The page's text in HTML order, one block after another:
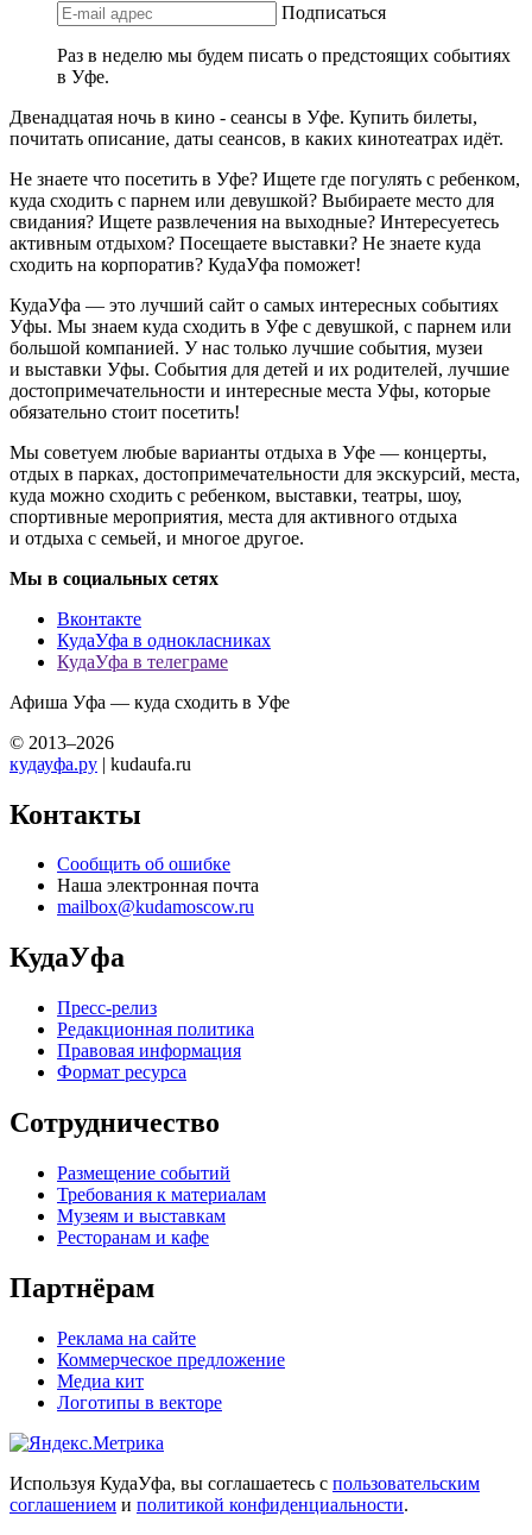
Подписаться
Раз в неделю мы будем писать о предстоящих событиях
в Уфе.
Двенадцатая ночь в кино - сеансы в Уфе. Купить билеты,
почитать описание, даты сеансов, в каких кинотеатрах идёт.
Не знаете что посетить в Уфе? Ищете где погулять с ребенком,
куда сходить с парнем или девушкой? Выбираете место для
свидания? Ищете развлечения на выходные? Интересуетесь
активным отдыхом? Посещаете выставки? Не знаете куда
сходить на корпоратив? КудаУфа поможет!
КудаУфа — это лучший сайт о самых интересных событиях
Уфы. Мы знаем куда сходить в Уфе с девушкой, с парнем или
большой компанией. У нас только лучшие события, музеи
и выставки Уфы. События для детей и их родителей, лучшие
достопримечательности и интересные места Уфы, которые
обязательно стоит посетить!
Мы советуем любые варианты отдыха в Уфе — концерты,
отдых в парках, достопримечательности для экскурсий, места,
куда можно сходить с ребенком, выставки, театры, шоу,
спортивные мероприятия, места для активного отдыха
и отдыха с семьей, и многое другое.
Мы в социальных сетях
Вконтакте
КудаУфа в однокласниках
КудаУфа в телеграме
Афиша Уфа — куда сходить в Уфе
© 2013–2026
кудауфа.ру | kudaufa.ru
Контакты
Сообщить об ошибке
Наша электронная почта
mailbox@kudamoscow.ru
КудаУфа
Пресс-релиз
Редакционная политика
Правовая информация
Формат ресурса
Сотрудничество
Размещение событий
Требования к материалам
Музеям и выставкам
Ресторанам и кафе
Партнёрам
Реклама на сайте
Коммерческое предложение
Медиа кит
Логотипы в векторе
Используя КудаУфа, вы соглашаетесь с пользовательским
соглашением и политикой конфиденциальности.